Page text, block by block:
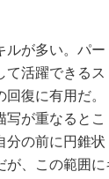
が多い。パー
て活躍できるス
復に有用だ。
写が重なるとこ
分の前に円錐状
、この範囲